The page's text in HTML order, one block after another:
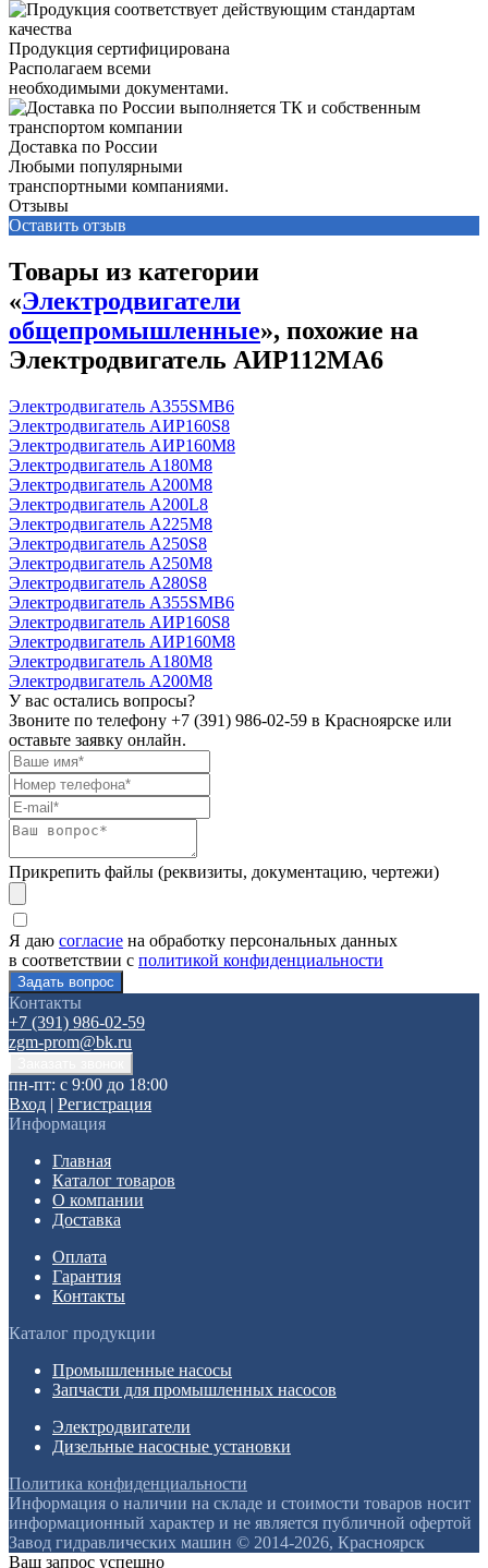
Продукция сертифицирована
Располагаем всеми
необходимыми документами.
Доставка по России
Любыми популярными
транспортными компаниями.
Отзывы
Оставить отзыв
Товары из категории
«Электродвигатели
общепромышленные», похожие на
Электродвигатель АИР112МА6
Электродвигатель А355SМВ6
Электродвигатель АИР160S8
Электродвигатель АИР160М8
Электродвигатель А180М8
Электродвигатель А200М8
Электродвигатель А200L8
Электродвигатель А225М8
Электродвигатель А250S8
Электродвигатель А250М8
Электродвигатель А280S8
Электродвигатель А355SМВ6
Электродвигатель АИР160S8
Электродвигатель АИР160М8
Электродвигатель А180М8
Электродвигатель А200М8
У вас остались вопросы?
Звоните по телефону +7 (391) 986-02-59 в Красноярске или
оставьте заявку онлайн.
Прикрепить файлы (реквизиты, документацию, чертежи)
Я даю согласие на обработку персональных данных
в соответствии с политикой конфиденциальности
Контакты
+7 (391) 986-02-59
zgm-prom@bk.ru
пн-пт: с 9:00 до 18:00
Вход | Регистрация
Информация
Главная
Каталог товаров
О компании
Доставка
Оплата
Гарантия
Контакты
Каталог продукции
Промышленные насосы
Запчасти для промышленных насосов
Электродвигатели
Дизельные насосные установки
Политика конфиденциальности
Информация о наличии на складе и стоимости товаров носит
информационный характер и не является публичной офертой
Завод гидравлических машин © 2014-2026, Красноярск
Ваш запрос успешно